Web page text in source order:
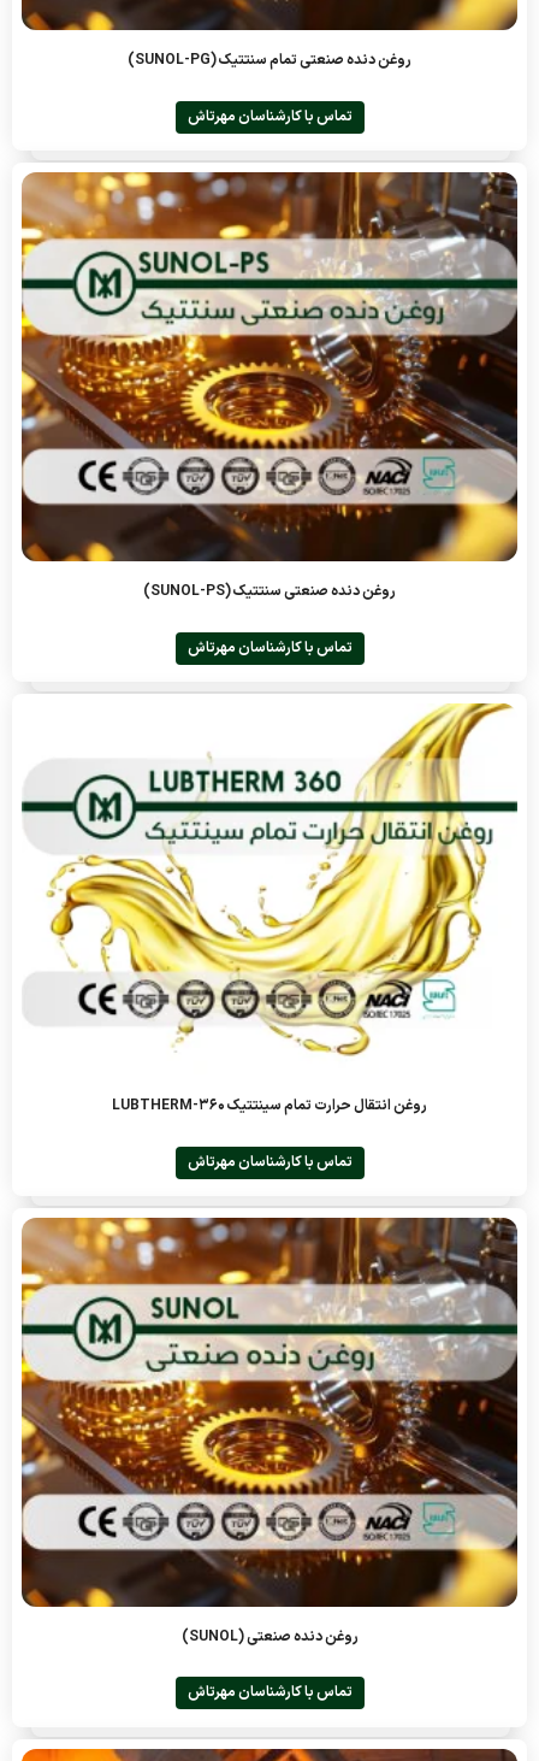
روغن دنده صنعتی تمام سنتتیک (SUNOL-PG)
تماس با کارشناسان مهرتاش
روغن دنده صنعتی سنتتیک (SUNOL-PS)
تماس با کارشناسان مهرتاش
روغن انتقال حرارت تمام سینتتیک LUBTHERM-360
تماس با کارشناسان مهرتاش
روغن دنده صنعتی (SUNOL)
تماس با کارشناسان مهرتاش